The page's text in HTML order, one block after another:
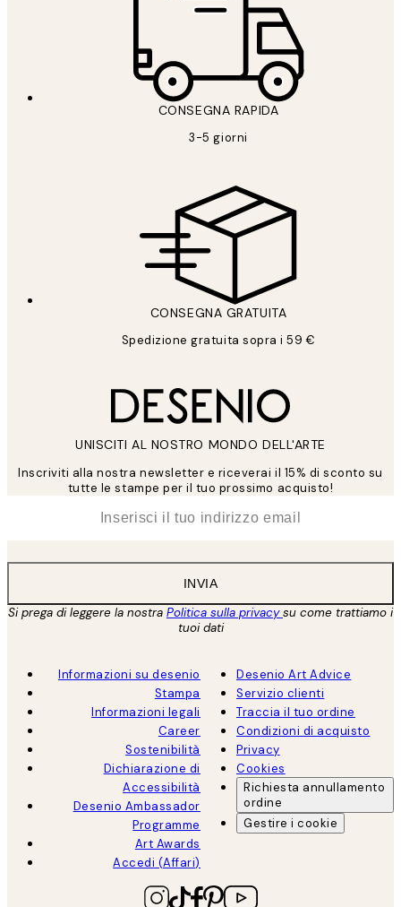
CONSEGNA RAPIDA
3-5 giorni
CONSEGNA GRATUITA
Spedizione gratuita sopra i 59 €
UNISCITI AL NOSTRO MONDO DELL'ARTE
Inscriviti alla nostra newsletter e riceverai il 15% di sconto su
tutte le stampe per il tuo prossimo acquisto!
INVIA
Si prega di leggere la nostra Politica sulla privacysu come trattiamo i
tuoi dati
Informazioni su desenio
Stampa
Informazioni legali
Career
Sostenibilità
Dichiarazione di
Accessibilità
Desenio Ambassador
Programme
Art Awards
Accedi (Affari)
Desenio Art Advice
Servizio clienti
Traccia il tuo ordine
Condizioni di acquisto
Privacy
Cookies
Richiesta annullamento
ordine
Gestire i cookie